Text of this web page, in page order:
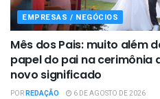
EMPRESAS / NEGÓCIOS
Mês dos Pais: muito além
papel do pai na cerimônia
novo significado
PORREDAÇÃO 6 DE AGOSTO DE 2026